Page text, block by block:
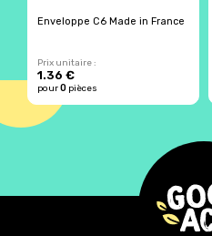
Enveloppe C6 Made in France
Prix unitaire :
1.36 €
pour0 pièces